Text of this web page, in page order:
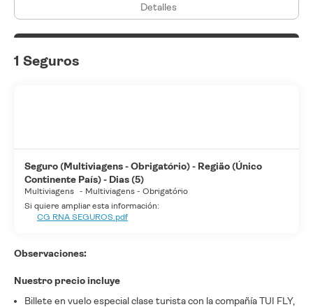
Detalles
1 Seguros
Seguro (Multiviagens - Obrigatório) - Região (Único
Continente País) - Dias (5)
Multiviagens - Multiviagens - Obrigatório
Si quiere ampliar esta información:
CG RNA SEGUROS.pdf
Observaciones:
Nuestro precio incluye
Billete en vuelo especial clase turista con la compañía TUI FLY,